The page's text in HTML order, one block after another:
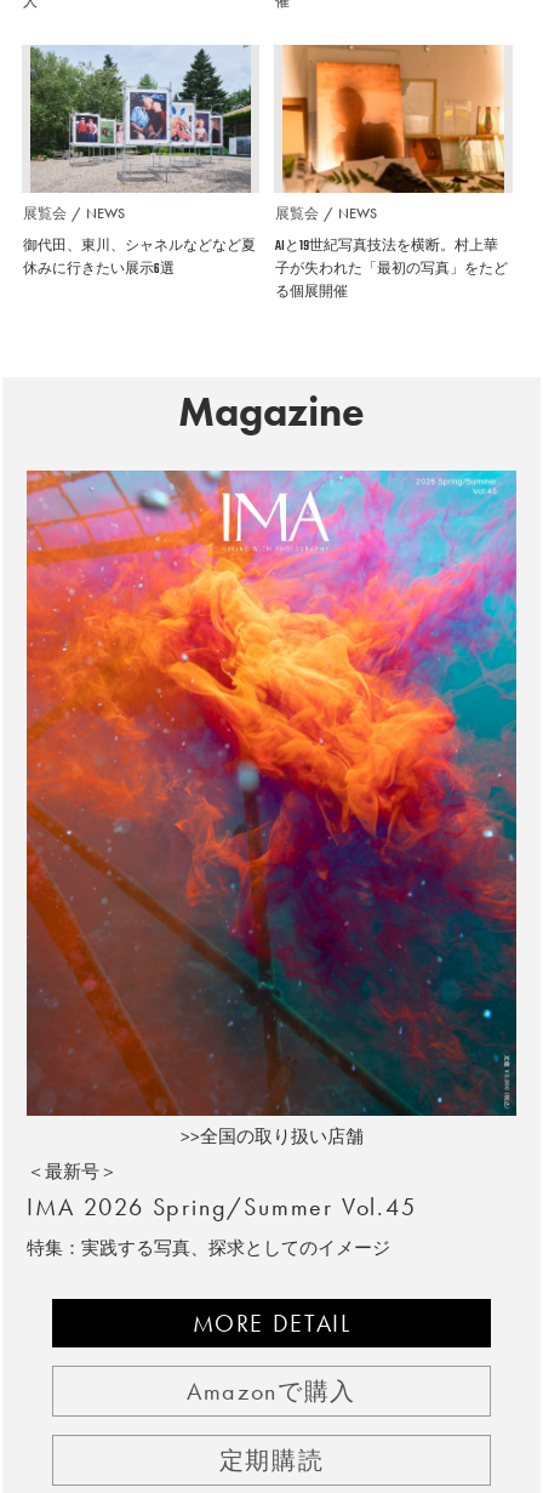
展覧会 NEWS
御代田、東川、シャネルなどなど夏
休みに行きたい展示6選
展覧会 NEWS
AIと19世紀写真技法を横断。村上華
子が失われた「最初の写真」をたど
る個展開催
Magazine
>>全国の取り扱い店舗
＜最新号＞
IMA 2026 Spring/Summer Vol.45
特集：実践する写真、探求としてのイメージ
MORE DETAIL
Amazonで購入
定期購読